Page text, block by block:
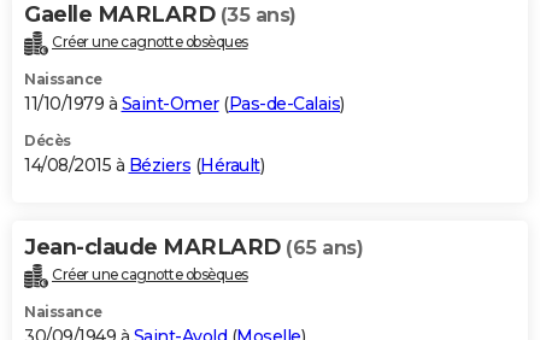
Gaelle MARLARD (35 ans)
Créer une cagnotte obsèques
Naissance
11/10/1979 à Saint-Omer(Pas-de-Calais)
Décès
14/08/2015 à Béziers (Hérault)
Jean-claude MARLARD (65 ans)
Créer une cagnotte obsèques
Naissance